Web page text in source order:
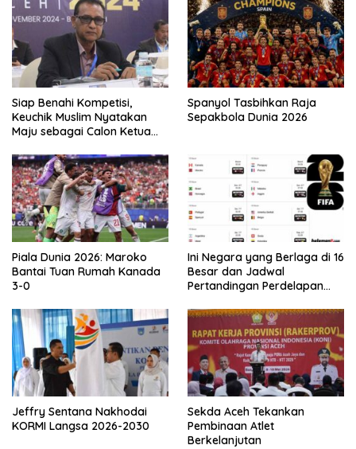
Siap Benahi Kompetisi,
Keuchik Muslim Nyatakan
Maju sebagai Calon Ketua
Spanyol Tasbihkan Raja
Sepakbola Dunia 2026
Piala Dunia 2026: Maroko
Bantai Tuan Rumah Kanada
3-0
Ini Negara yang Berlaga di 16
Besar dan Jadwal
Pertandingan Perdelapan
Jeffry Sentana Nakhodai
KORMI Langsa 2026-2030
Sekda Aceh Tekankan
Pembinaan Atlet
Berkelanjutan